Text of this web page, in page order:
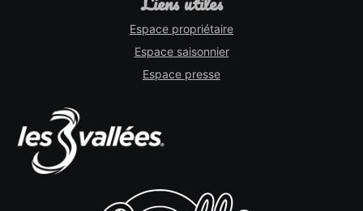
Espace propriétaire
Espace saisonnier
Espace presse